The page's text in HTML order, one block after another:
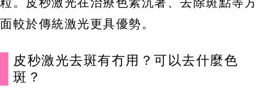
面較於傳統激光更具優勢。
皮秒激光去斑有冇用？可以去什麼色
斑？